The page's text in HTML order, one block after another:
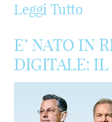
Leggi Tutto
E’ NATO IN
DIGITALE: IL